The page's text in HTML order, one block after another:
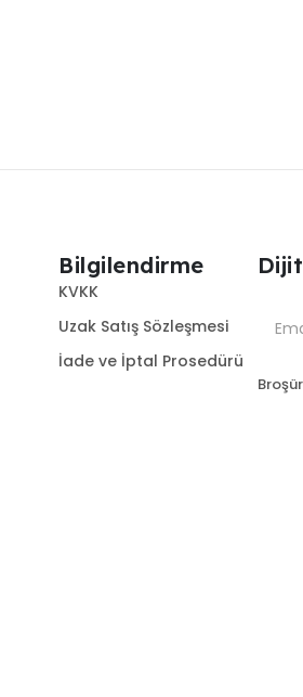
Bilgilendirme
KVKK
Uzak Satış Sözleşmesi
İade ve İptal Prosedürü